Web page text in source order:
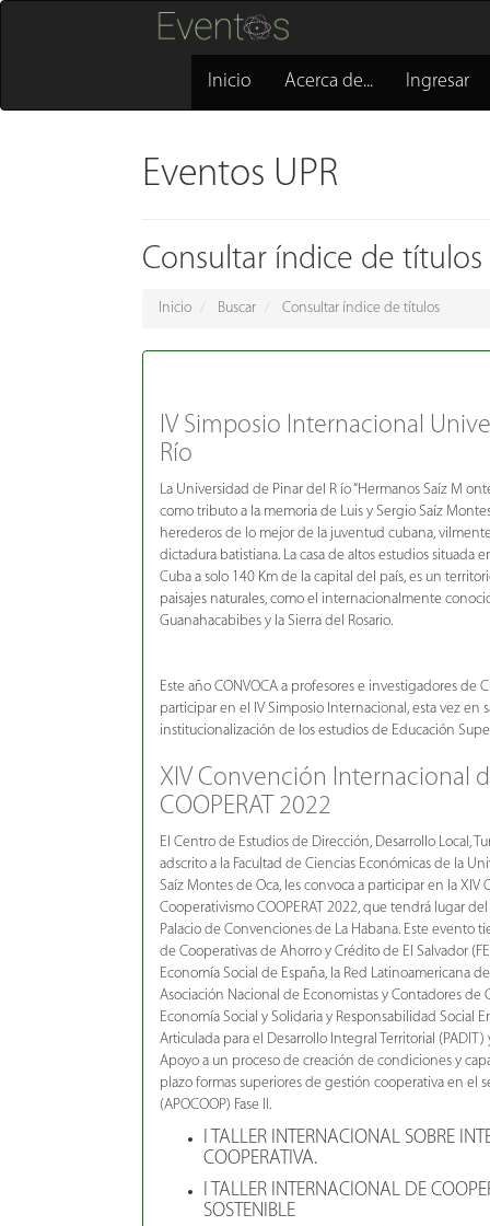
Inicio Acerca de... Ingresar
Eventos UPR
Consultar índice de títulos
Inicio Buscar Consultar índice de títulos
IV Simposio Internacional
Río
La Universidad de Pinar del R ío “Hermanos Saíz M
como tributo a la memoria de Luis y Sergio Saíz
herederos de lo mejor de la juventud cubana,
dictadura batistiana. La casa de altos estudios situada
Cuba a solo 140 Km de la capital del país, es un
paisajes naturales, como el internacionalmente
Guanahacabibes y la Sierra del Rosario.
Este año CONVOCA a profesores e investigadores de
participar en el IV Simposio Internacional, esta vez en
institucionalización de los estudios de Educación
XIV Convención Internacional
COOPERAT 2022
El Centro de Estudios de Dirección, Desarrollo Local,
adscrito a la Facultad de Ciencias Económicas de la
Saíz Montes de Oca, les convoca a participar en la
Cooperativismo COOPERAT 2022, que tendrá lugar
Palacio de Convenciones de La Habana. Este evento
de Cooperativas de Ahorro y Crédito de El Salvador
Economía Social de España, la Red Latinoamericana
Asociación Nacional de Economistas y Contadores de
Economía Social y Solidaria y Responsabilidad Social
Articulada para el Desarrollo Integral Territorial
Apoyo a un proceso de creación de condiciones y
plazo formas superiores de gestión cooperativa en el
(APOCOOP) Fase II.
I TALLER INTERNACIONAL SOBRE
COOPERATIVA.
I TALLER INTERNACIONAL DE
SOSTENIBLE